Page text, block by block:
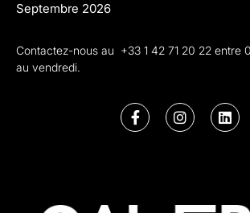
Septembre 2026
Contactez-nous au +33 1 42 71 20 22 entre
au vendredi.